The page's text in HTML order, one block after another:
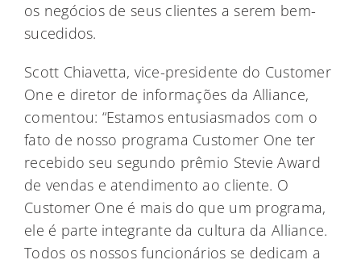
os negócios de seus clientes a serem bem-
sucedidos.
Scott Chiavetta, vice-presidente do Customer
One e diretor de informações da Alliance,
comentou: “Estamos entusiasmados com o
fato de nosso programa Customer One ter
recebido seu segundo prêmio Stevie Award
de vendas e atendimento ao cliente. O
Customer One é mais do que um programa,
ele é parte integrante da cultura da Alliance.
Todos os nossos funcionários se dedicam a